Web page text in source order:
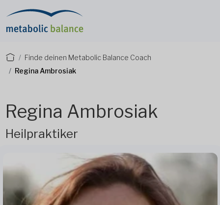
Finde deinen Metabolic Balance Coach
Regina Ambrosiak
Regina Ambrosiak
Heilpraktiker